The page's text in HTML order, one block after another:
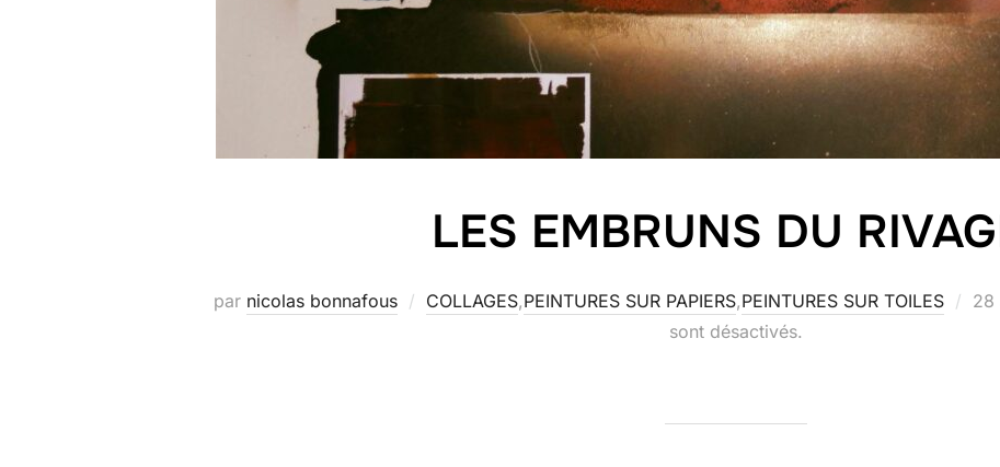
LES EMBRUNS DU
par nicolas bonnafous COLLAGES,PEINTURES SUR PAPIERS,PEINTURES SUR TOILES 28
sont désactivés.